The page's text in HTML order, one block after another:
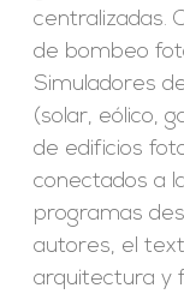
centralizadas.
de bombeo
Simuladores
(solar, eólico,
de edificios
conectados a
programas
autores, el
arquitectura y